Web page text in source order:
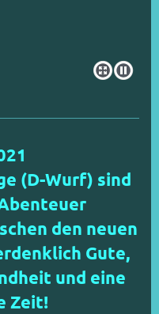
(D-Wurf) sind
den neuen
Gute,
und eine
Zeit!